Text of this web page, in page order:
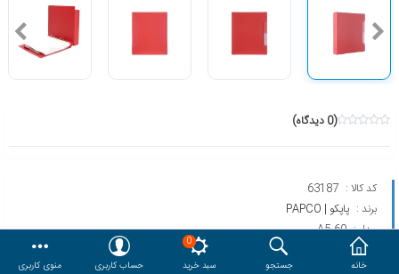
مقایسه محصولات مورد علاقه
دسترسی کاربری حساب کاربری
خانه جستجو
0
سبد خرید
حساب کاربری منوی کاربری
(0 دیدگاه)
کد کالا :
برند : پاپکو | PAPCO
مدل : A5-60